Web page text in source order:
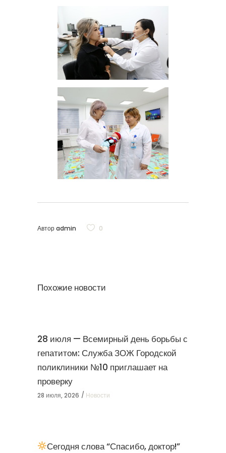
Авторadmin 0
Похожие новости
28 июля — Всемирный день борьбы с
гепатитом: Служба ЗОЖ Городской
поликлиники №10 приглашает на
проверку
28 июля, 2026 Новости
Сегодня слова “Спасибо, доктор!”